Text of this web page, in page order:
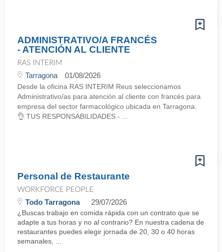
ADMINISTRATIVO/A FRANCÉS
- ATENCIÓN AL CLIENTE
RAS INTERIM
Tarragona 01/08/2026
Desde la oficina RAS INTERIM Reus seleccionamos
Administrativo/as para atención al cliente con francés para
empresa del sector farmacológico ubicada en Tarragona.
👌 TUS RESPONSABILIDADES - ...
Personal de Restaurante
WORKFORCE PEOPLE
Todo Tarragona 29/07/2026
¿Buscas trabajo en comida rápida con un contrato que se
adapte a tus horas y no al contrario? En nuestra cadena de
restaurantes puedes elegir jornada de 20, 30 o 40 horas
semanales, ...